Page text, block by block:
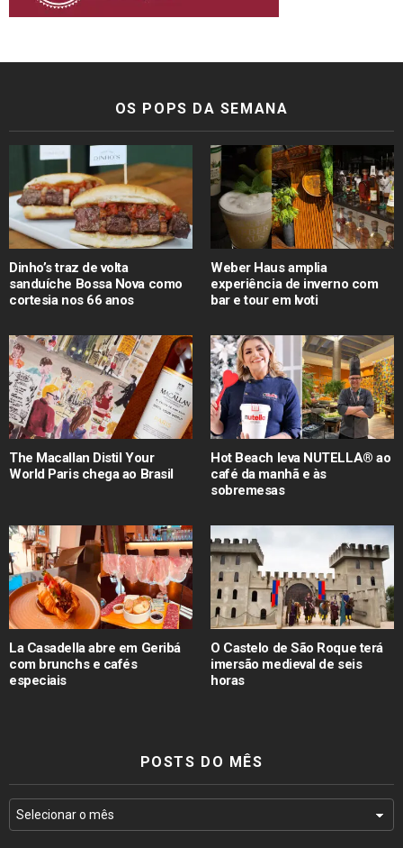
OS POPS DA SEMANA
Dinho’s traz de volta
sanduíche Bossa Nova como
cortesia nos 66 anos
Weber Haus amplia
experiência de inverno com
bar e tour em Ivoti
The Macallan Distil Your
World Paris chega ao Brasil
Hot Beach leva NUTELLA® ao
café da manhã e às
sobremesas
La Casadella abre em Geribá
com brunchs e cafés
especiais
O Castelo de São Roque terá
imersão medieval de seis
horas
POSTS DO MÊS